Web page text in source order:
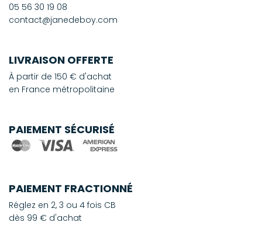
05 56 30 19 08
contact@janedeboy.com
LIVRAISON OFFERTE
À partir de 150 € d'achat
en France métropolitaine
PAIEMENT SÉCURISÉ
PAIEMENT FRACTIONNÉ
Réglez en 2, 3 ou 4 fois CB
dès 99 € d'achat